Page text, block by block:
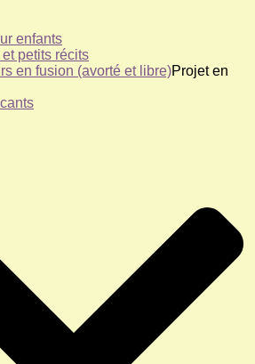
enfants
petits récits
en fusion (avorté et libre)Projet en